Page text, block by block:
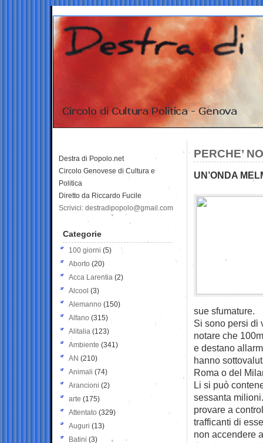
PERCHE’
UN’ONDA
sue sfumature.
Si sono persi di
notare che
e destano
hanno
Roma o del
Li si può
sessanta
provare a
trafficanti di
non accendere
Destra di Popolo.net
Circolo Genovese di Cultura e
Politica
Diretto da Riccardo Fucile
Scrivici: destradipopolo@gmail.com
Categorie
100 giorni (5)
Aborto (20)
Acca Larentia (2)
Alcool (3)
Alemanno (150)
Alfano (315)
Alitalia (123)
Ambiente (341)
AN (210)
Animali (74)
Arancioni (2)
arte (175)
Attentato (329)
Auguri (13)
Batini (3)